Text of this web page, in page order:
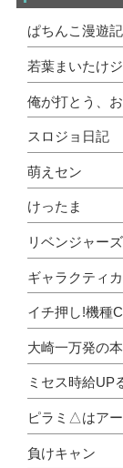
ぱちんこ漫遊記
若葉まいたけ
俺が打とう、
スロジョ日記
萌えセン
けったま
リベンジャーズ
ギャラクティカ
イチ押し!機種
大崎一万発の
ミセス時給UP
ピラミ△はア
負けキャン